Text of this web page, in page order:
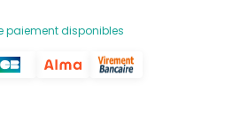
paiement disponibles